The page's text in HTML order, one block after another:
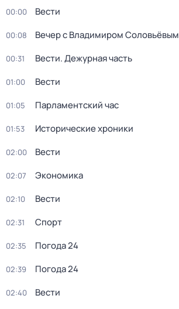
00:00 Вести
00:08 Вечер с Владимиром Соловьёвым
00:31 Вести. Дежурная часть
01:00 Вести
01:05 Парламентский час
01:53 Исторические хроники
02:00 Вести
02:07 Экономика
02:10 Вести
02:31 Спорт
02:35 Погода 24
02:39 Погода 24
02:40 Вести